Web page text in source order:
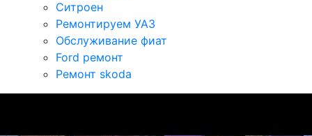
Ситроен
Ремонтируем УАЗ
Обслуживание фиат
Ford ремонт
Ремонт skoda